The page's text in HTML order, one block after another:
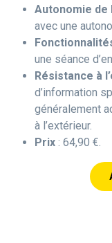
Autonomie de
avec une
une séance
Résistance à
d’information
généralement
à l’extérieur.
Prix : 64,90 €.